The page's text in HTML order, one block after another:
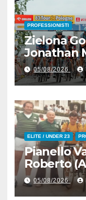
PROFESSIONISTI
Zielona
Jonathan
Vince la
seguito e
all’83°
05/08/2026
ELITE / UNDER 23
Pianello
Roberto
Alderino
Sportivo
05/08/2026